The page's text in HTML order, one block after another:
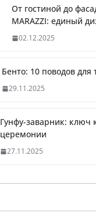
От гостиной до
MARAZZI: единый
02.12.2025
Бенто: 10 поводов для
29.11.2025
Гунфу-заварник: ключ
церемонии
27.11.2025